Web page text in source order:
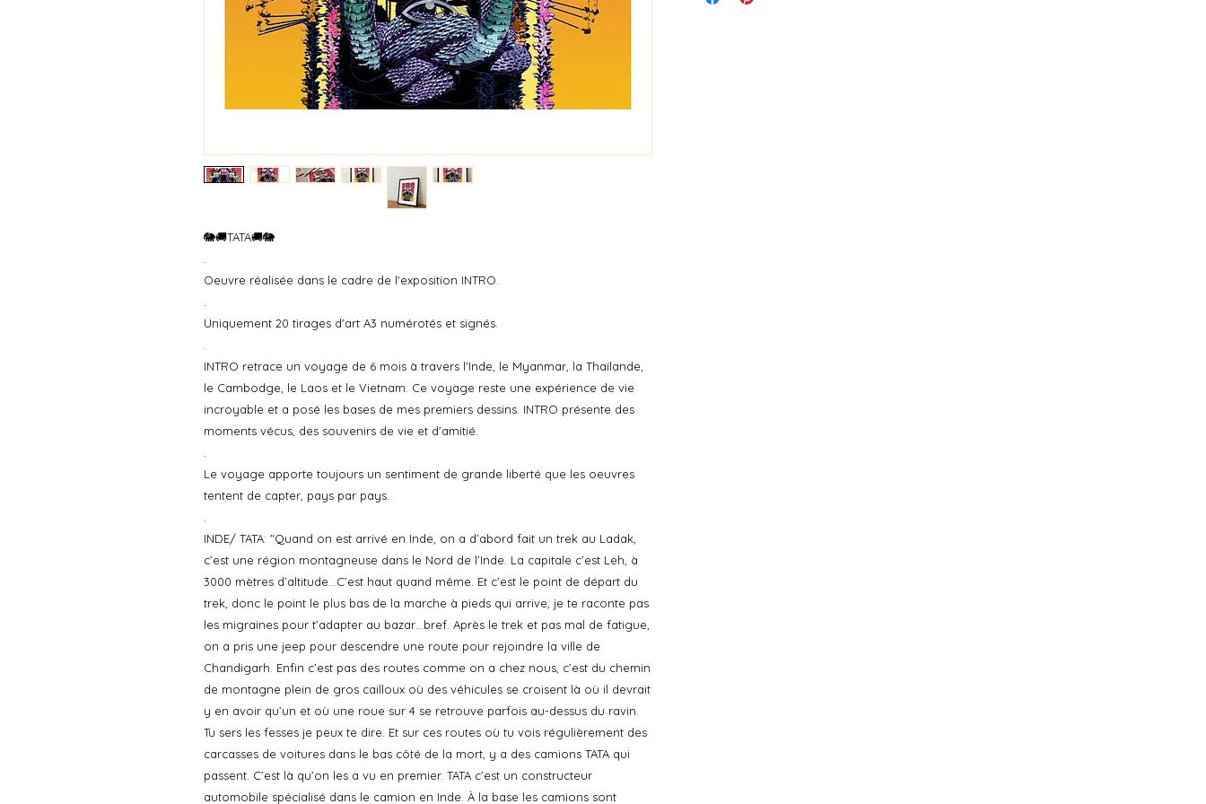
🐘🚚TATA🚚🐘
Oeuvre réalisée dans le cadre de l'exposition INTRO.
Uniquement 20 tirages d'art A3 numérotés et signés.
INTRO retrace un voyage de 6 mois à travers l'Inde, le Myanmar, la Thaïlande,
le Cambodge, le Laos et le Vietnam. Ce voyage reste une expérience de vie
incroyable et a posé les bases de mes premiers dessins. INTRO présente des
moments vécus, des souvenirs de vie et d'amitié.
Le voyage apporte toujours un sentiment de grande liberté que les oeuvres
tentent de capter, pays par pays.
INDE/ TATA: "Quand on est arrivé en Inde, on a d’abord fait un trek au Ladak,
c’est une région montagneuse dans le Nord de l’Inde. La capitale c’est Leh, à
3000 mètres d’altitude…C’est haut quand même. Et c’est le point de départ du
trek, donc le point le plus bas de la marche à pieds qui arrive, je te raconte pas
les migraines pour t’adapter au bazar…bref. Après le trek et pas mal de fatigue,
on a pris une jeep pour descendre une route pour rejoindre la ville de
Chandigarh. Enfin c’est pas des routes comme on a chez nous, c’est du chemin
de montagne plein de gros cailloux où des véhicules se croisent là où il devrait
y en avoir qu’un et où une roue sur 4 se retrouve parfois au-dessus du ravin.
Tu sers les fesses je peux te dire. Et sur ces routes où tu vois régulièrement des
carcasses de voitures dans le bas côté de la mort, y a des camions TATA qui
passent. C’est là qu’on les a vu en premier. TATA c’est un constructeur
automobile spécialisé dans le camion en Inde. À la base les camions sont
tout beau bien protégé!